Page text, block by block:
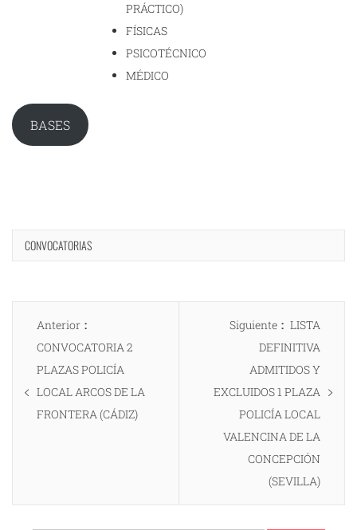
PRÁCTICO)
FÍSICAS
PSICOTÉCNICO
MÉDICO
BASES
CONVOCATORIAS
Navegación
entradas
Anterior
anterior:
CONVOCATORIA 2
PLAZAS POLICÍA
LOCAL ARCOS DE LA
FRONTERA (CÁDIZ)
Siguiente
Entrada
siguiente:
LISTA
DEFINITIVA
ADMITIDOS Y
EXCLUIDOS 1 PLAZA
POLICÍA LOCAL
VALENCINA DE LA
CONCEPCIÓN
(SEVILLA)